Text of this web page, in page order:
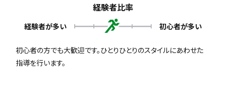
経験者比率
経験者が多い 初心者が多い
初心者の方でも大歓迎です。ひとりひとりのスタイルにあわせた
指導を行います。